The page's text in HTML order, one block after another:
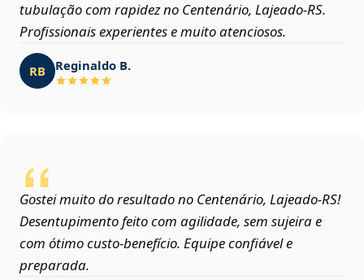
tubulação com rapidez no Centenário, Lajeado‑RS.
Profissionais experientes e muito atenciosos.
RB Reginaldo B.
Gostei muito do resultado no Centenário, Lajeado‑RS!
Desentupimento feito com agilidade, sem sujeira e
com ótimo custo-benefício. Equipe confiável e
preparada.